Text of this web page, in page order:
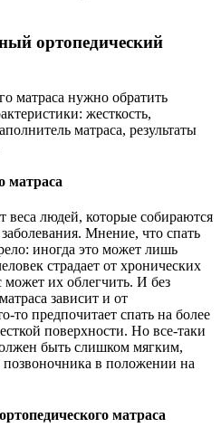
ортопедический
матраса нужно обратить
жесткость,
матраса, результаты
матраса
веса людей, которые собираются
Мнение, что спать
иногда это может лишь
страдает от хронических
их облегчить. И без
зависит и от
предпочитает спать на более
поверхности. Но все-таки
быть слишком мягким,
в положении на
матраса